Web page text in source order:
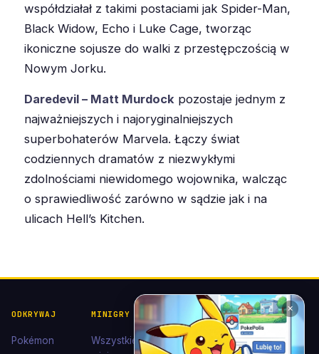
współdziałał z takimi postaciami jak Spider-Man,
Black Widow, Echo i Luke Cage, tworząc
ikoniczne sojusze do walki z przestępczością w
Nowym Jorku.
Daredevil – Matt Murdock pozostaje jednym z
najważniejszych i najoryginalniejszych
superbohaterów Marvela. Łączy świat
codziennych dramatów z niezwykłymi
zdolnościami niewidomego wojownika, walcząc
o sprawiedliwość zarówno w sądzie jak i na
ulicach Hell’s Kitchen.
ODKRYWAJ
Pokémon
MINIGRY
Wszystkie
POKÉDEX I
KOLEKCJE
POMOC I
KONTAKT
✕